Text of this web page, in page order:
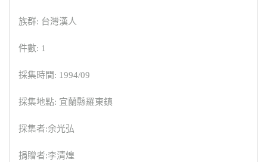
族群: 台灣漢人
件數: 1
採集時間: 1994/09
採集地點: 宜蘭縣羅東鎮
採集者:余光弘
捐贈者:李清煌